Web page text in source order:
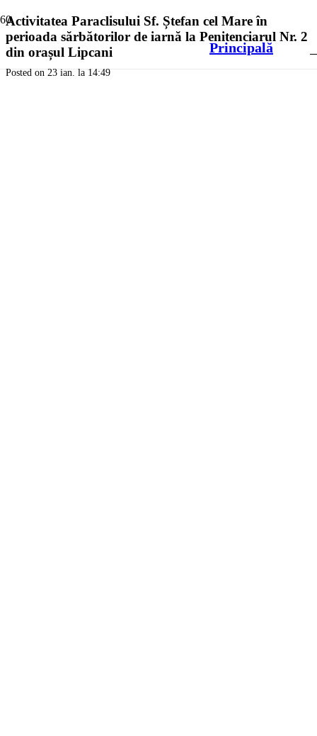
Principală
Activitatea Paraclisului Sf. Ștefan cel Mare în
perioada sărbătorilor de iarnă la Penitenciarul Nr. 2
din orașul Lipcani
Posted on 23 ian. la 14:49